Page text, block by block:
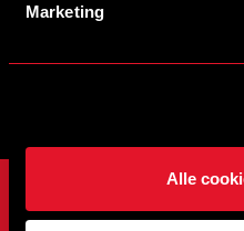
Marketing
Alle
ONZE CLUB